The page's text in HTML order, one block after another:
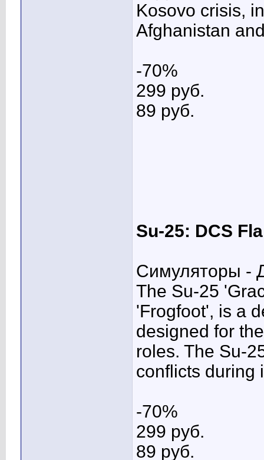
Kosovo crisis,
Afghanistan
-70%
299 pуб.
89 pуб.
Su-25: DCS
Симуляторы -
The Su-25
'Frogfoot', is a
designed for
roles. The Su-
conflicts during
-70%
299 pуб.
89 pуб.